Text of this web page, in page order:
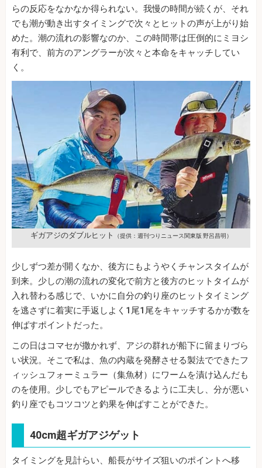
らの反応をなかなか得られない。我慢の時間が続くが、それ
でも潮が動き出すタイミングで次々とヒットの声が上がり始
めた。潮の流れの影響なのか、この時間帯は圧倒的にミヨシ
有利で、前方のアングラーが次々と本命をキャッチしてい
く。
ギガアジのダブルヒット （提供：週刊つりニュース関東版 野呂昌明）
少しずつ差が開くなか、後方にもようやくチャンスタイムが
到来。少しの潮の流れの変化で前方と後方のヒットタイムが
入れ替わる感じで、いかに自分の釣り座のヒットタイミング
を逃さずに着実に手返しよく1尾1尾をキャッチするかが数を
伸ばすポイントだった。
この日はコマセが撒かれず、アジの群れが船下に留まりづら
い状況。そこで私は、魚の内蔵を発酵させる製法でできたフ
ィッシュフォーミュラー（集魚材）にワームを漬け込んだも
のを使用。少しでもアピールできるように工夫し、分が悪い
釣り座でもコツコツと釣果を伸ばすことができた。
40cm超ギガアジゲット
タイミングを見計らい、船長がサイズ狙いのポイントへ移